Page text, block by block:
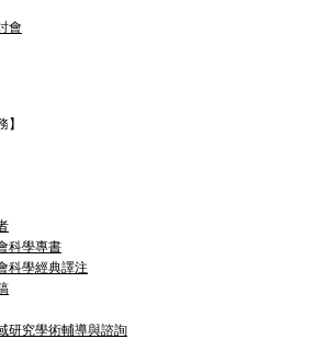
會
】
科學專書
科學經典譯注
研究學術輔導與諮詢